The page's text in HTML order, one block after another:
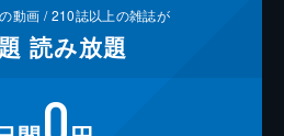
動画 /210誌以上の雑誌が
読み放題
0